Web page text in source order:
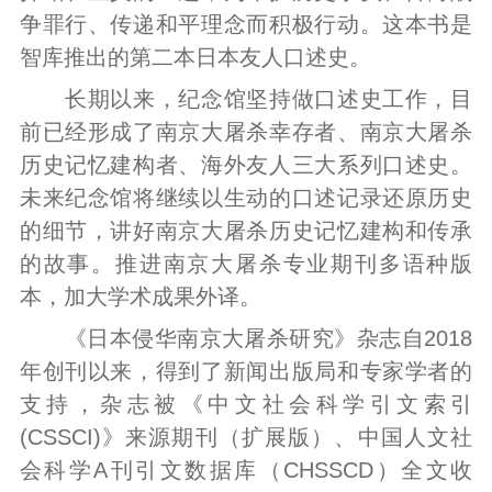
争罪行、传递和平理念而积极行动。这本书是
智库推出的第二本日本友人口述史。
长期以来，纪念馆坚持做口述史工作，目
前已经形成了南京大屠杀幸存者、南京大屠杀
历史记忆建构者、海外友人三大系列口述史。
未来纪念馆将继续以生动的口述记录还原历史
的细节，讲好南京大屠杀历史记忆建构和传承
的故事。推进南京大屠杀专业期刊多语种版
本，加大学术成果外译。
《日本侵华南京大屠杀研究》杂志自2018
年创刊以来，得到了新闻出版局和专家学者的
支持，杂志被《中文社会科学引文索引
(CSSCI)》来源期刊（扩展版）、中国人文社
会科学A刊引文数据库（CHSSCD）全文收